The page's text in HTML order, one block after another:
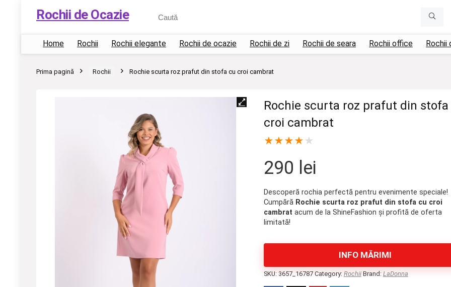
Rochii de Ocazie
Home Rochii Rochii elegante Rochii de ocazie Rochii de zi Rochii de seara Rochii office Rochii
Prima pagină Rochii Rochie scurta roz prafut din stofa cu croi cambrat
Rochie scurta roz prafut din
croi cambrat
★★★★ ★
290 lei
Descoperă rochia perfectă pentru evenimente speciale!
Cumpără Rochie scurta roz prafut din stofa cu croi
cambrat acum de la ShineFashion și profită de oferta
limitată!
INFO MĂRIMI
SKU: 3657_16787 Category: Rochii Brand: LaDonna